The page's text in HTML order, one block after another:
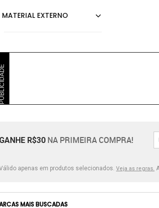
PUBLICIDADE
GANHE R$30 NA PRIMEIRA COMPRA!
apenas em produtos selecionados. Veja as regras.
MAIS BUSCADAS